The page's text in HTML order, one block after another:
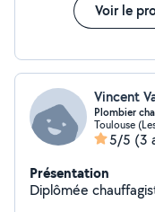
Voir le
Vincent
Plombier
Toulouse
5/5 (3
Présentation
Diplômée